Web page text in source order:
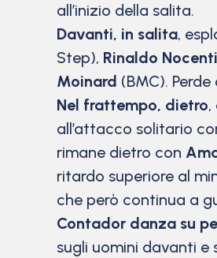
all’inizio della salita.
Davanti, in salita,
Step), Rinaldo
Moinard (BMC).
Nel frattempo, dietro,
all’attacco solitario
rimane dietro con
ritardo superiore al
che però continua a
Contador danza su
sugli uomini davanti